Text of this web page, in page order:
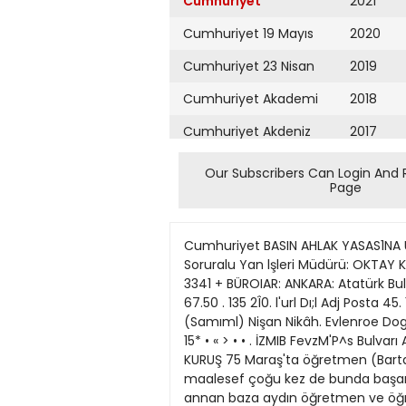
Cumhuriyet 19 Mayıs
Cumhuriyet 23 Nisan
Cumhuriyet Akademi
Cumhuriyet Akdeniz
Cumhuriyet Alışveriş
Cumhuriyet Ankara
Cumhuriyet Büyük
Taaruz
Cumhuriyet
Cumartesi
Cumhuriyet Çevre
2020
2019
2018
2017
2016
2015
2013
2012
2011
2010
2009
Our Subscribers Can Login And
Page
Cumhuriyet BASIN AHLAK YASAS1NA UYMAYI TAAHHÜT EDER. • • • Sahibi: Cumhuriyet Matbaacılık ve Gazetecılık T.A.Ş. adına NAZlME NADİ Soruralu Yan lşleri Müdürü: OKTAY KURTBÖKE Basan ve Yavan: CUMHURİYET MATBAACILIK ve GAZETEClLtK T.A.Ş. Cağaloğlu Halkevi Sk. No: 3341 + BÜROIAR: ANKARA: Atatürk Bulvan Yener Apt v erusehir Tel: 120920 129544 ABONE ve İLÂN Yurt Kl 1 3 C 12 Aylık Aylık Aylık Ayhk 22.50 67.50 . 135 2Î0. l'url Dı;l Adj Posta 45. 135.270. 540. Baslık (Maktu) 2 ve 1 ncı sayfa (Santimi) 3 uncu savfa (Santinv 4. S. 6 ocı sayfa (Samıml) Nişan Nikâh. Evlenroe Dogura Ölüm. Mevlld, Tejekktn (5 Sm ) ÖHım, Mevlıd. Teşekkuı 23 uncu {5 Sm.) 35n Lira 80 85 75 100 100 15* • « > • • . İZMIB FevzM'P^s Bulvarı Af$*roğlu îjhanı Tel: 31230 24709 GÖNEY ILLERL Kuruköpru 34 sokak No. «0 ADANA Tel: 4550 3931 SAYISI KURUŞ 75 Maraş'ta öğretmen (Bartarar. ı. Savfada) rak paslf duruma düşürmeye veya Maraştan attırmaya uğraşmaktadırlar. Ve maalesef çoğu kez de bunda başan sağlamaktadırlar.» İşte size Maraş'taki son olaylar... Basta lise raüdürü olmak üzere kara listeye annan baza aydın öğretmen ve öğrencilerin karakollara alınmalan sağlannuştır. Gericiler için «Maksat hasıl olmuşturjı Çünkü art:k bu öğretmenlerin Maraştan atılmalan k o laylaşmıştır. Şimdi iş üst kademeleri harekete geçirmek MiUI Eğitim Bakanlıjhna baskı yapmaya kalmıştır. Gerekçe de hazırdır onlar için «İste bakın bu öğretmenler polisçe gözaltma aluı mış, itibarlarmı kaybetaişlerdir» denecektir. Ne hazindir ki, gericiler Maraştakl Milli Eğitim Müdürlüğünü de ele geçirmişlerdir. Tayin ve nakil işlemlerini bu yüzden i«tedikleri gibi yapmakta, disiplin kurullarını istedikleri gibi çalıştırmakta, '«Takdir ve teeziye» işleri ögretmenin ideolojik anlavısına göre yürütülmekte alevisünn!, çerkez, çeçen, Türk ayınmı yapılarak, öğretmenler bu sıfarlanna eöre değerlendirilmektedirler. Bu konuda öğretmen Ali Gozükara tarefından hazrrlanmış çok ilginç raporlar bakanlıklara eönderilmiş ve rrrttfettislerin gelip olaylan incelemesi sağlanmışsa da sonuç alınamatnıştır. Çok îlginç olaylar, Brnekler var ö"'e'".en Ali Bey'in raporlarmda. öroefin, Merkez Albayrak Okulu öğretrneni Fevzi Kuz olayı. Merkez Atatürk tlkokuhı öğretmeni Süleyman Yılmaz'm hikfiyesi, Andırm'dald öğretmenlerin herbirinin bir başka yere hal lac pamuğu gibi atılmalan... Bir çok' öğretmen istenmeyen adamdır. Maraştaki tnıreu, gericî çevreler için. Bunlar sıra ile ve ceşitli tertrplerle çeşitli oyun laria tasfiye edilirler. Kara Usteve ahnanlar için kurtulus yolu yokrur'. Divelim ki Merkez AlbayTak Okulu